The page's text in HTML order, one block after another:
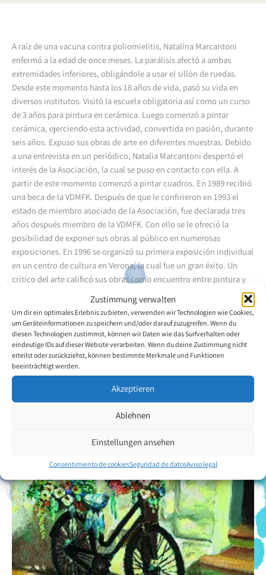
Zustimmung verwalten
Um dir ein optimales Erlebnis zu bieten, verwenden wir Technologien wie Cookies,
um Geräteinformationen zu speichern und/oder darauf zuzugreifen. Wenn du
diesen Technologien zustimmst, können wir Daten wie das Surfverhalten oder
eindeutige IDs auf dieser Website verarbeiten. Wenn du deine Zustimmung nicht
erteilst oder zurückziehst, können bestimmte Merkmale und Funktionen
beeinträchtigt werden.
Akzeptieren
Ablehnen
Einstellungen ansehen
Consentimiento de cookiesSeguridad de datosAviso legal
A raíz de una vacuna contra poliomielitis, Natalina Marcantoni
enfermó a la edad de once meses. La parálisis afectó a ambas
extremidades inferiores, obligándole a usar el sillón de ruedas.
Desde este momento hasta los 18 años de vida, pasó su vida en
diversos institutos. Visitó la escuela obligatoria así como un curso
de 3 años para pintura en cerámica. Luego comenzó a pintar
cerámica, ejerciendo esta actividad, convertida en pasión, durante
seis años. Expuso sus obras de arte en diferentes muestras. Debido
a una entrevista en un periódico, Natalia Marcantoni despertó el
interés de la Asociación, la cual se puso en contacto con ella. A
partir de este momento comenzó a pintar cuadros. En 1989 recibió
una beca de la VDMFK. Después de que le confirieron en 1993 el
estado de miembro asociado de la Asociación, fue declarada tres
años después miembro de la VDMFK. Con ello se le ofreció la
posibilidad de exponer sus obras al público en numerosas
exposiciones. En 1996 se organizó su primera exposición individual
en un centro de cultura en Verona, la cual fue un gran éxito. Un
crítico del arte calificó sus obras como encuentro entre pintura y
poesía, afirmando que ella sabe contar poemas en colores y que
sus cuadros confieren una sensación de pasión y de alegría por
vivir. Natalina Marcantoni entiende, según el crítico, conmover
nuestros sentimientos profundos y nuestro alma soñoliento. Los
colores de sus ramos de flores y sus paisajes emanan un efecto
terapéutico para cualquiera que se enfrenta a sus obras con
espíritu abierto y puro.
Volver a la descripción general del artista